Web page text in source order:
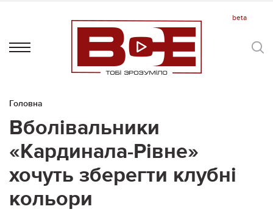
Головна
Вболівальники
«Кардинала-Рівне»
хочуть зберегти клубні
кольори